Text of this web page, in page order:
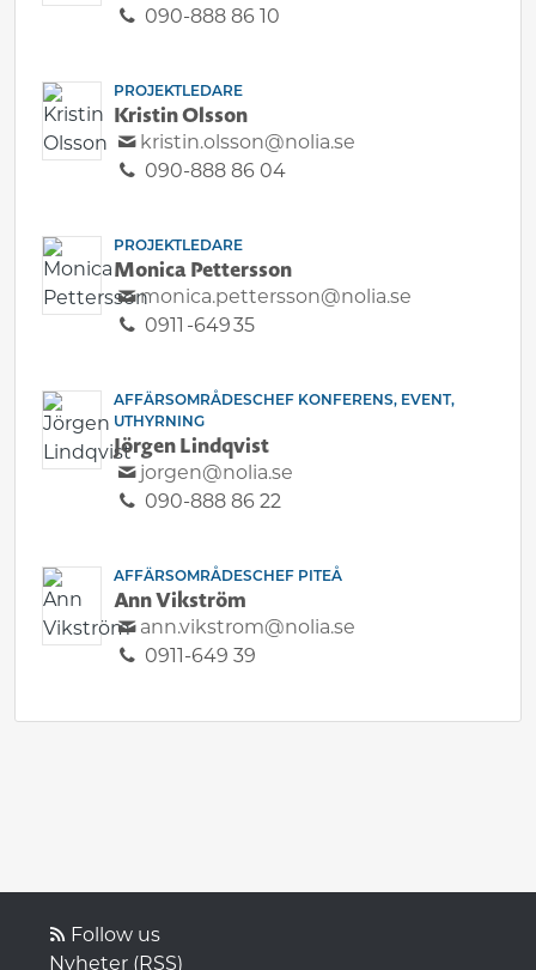
090-888 86 10
PROJEKTLEDARE
Kristin Olsson
kristin.olsson@nolia.se
090-888 86 04
PROJEKTLEDARE
Monica Pettersson
monica.pettersson@nolia.se
0911 -649 35
AFFÄRSOMRÅDESCHEF KONFERENS, EVENT,
UTHYRNING
Jörgen Lindqvist
jorgen@nolia.se
090-888 86 22
AFFÄRSOMRÅDESCHEF PITEÅ
Ann Vikström
ann.vikstrom@nolia.se
0911-649 39
Follow us
Nyheter (RSS)